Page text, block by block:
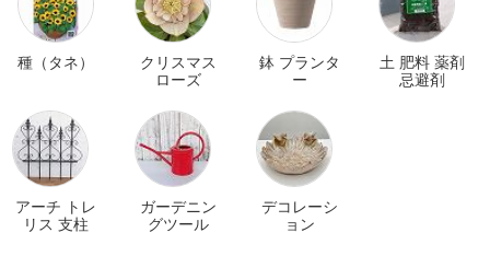
種（タネ）
クリスマス
ローズ
鉢 プランタ
ー
土 肥料 薬剤
忌避剤
アーチ トレ
リス 支柱
ガーデニン
グツール
デコレーシ
ョン